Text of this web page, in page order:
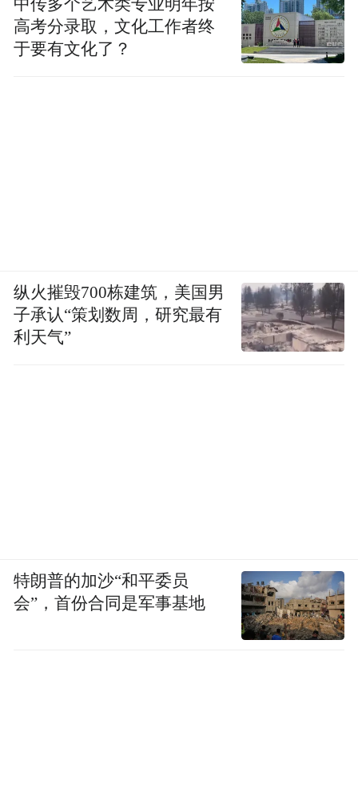
中传多个艺术类专业明年按
高考分录取，文化工作者终
于要有文化了？
纵火摧毁700栋建筑，美国男
子承认“策划数周，研究最有
利天气”
特朗普的加沙“和平委员
会”，首份合同是军事基地